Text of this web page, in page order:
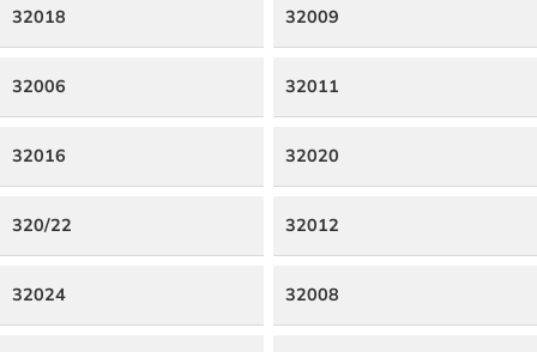
32018 32009
32006 32011
32016 32020
320/22 32012
32024 32008